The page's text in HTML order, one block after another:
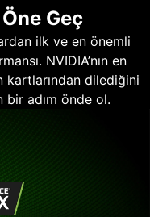
Geç
ilk ve en önemli
NVIDIA’nın en
kartlarından dilediğini
bir adım önde ol.